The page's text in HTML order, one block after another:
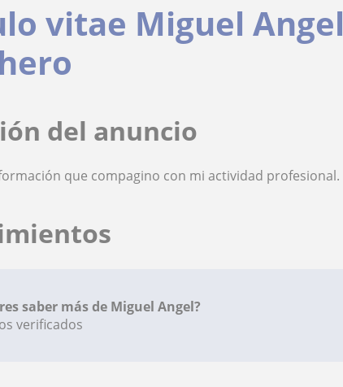
vitae Miguel Angel
del anuncio
que compagino con mi actividad profesional.
saber más de Miguel Angel?
verificados